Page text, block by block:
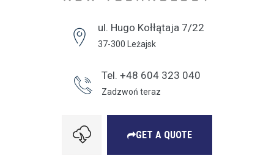
ul. Hugo Kołłątaja 7/22
37-300 Leżajsk
Tel. +48 604 323 040
Zadzwoń teraz
GET A QUOTE